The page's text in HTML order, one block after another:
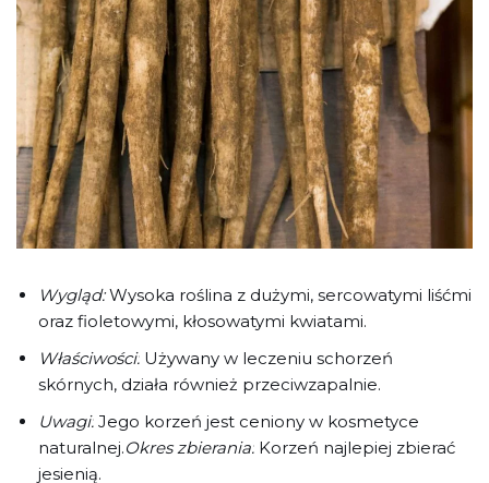
Wygląd:Wysoka roślina z dużymi, sercowatymi liśćmi
oraz fioletowymi, kłosowatymi kwiatami.
Właściwości: Używany w leczeniu schorzeń
skórnych, działa również przeciwzapalnie.
Uwagi: Jego korzeń jest ceniony w kosmetyce
naturalnej.Okres zbierania: Korzeń najlepiej zbierać
jesienią.